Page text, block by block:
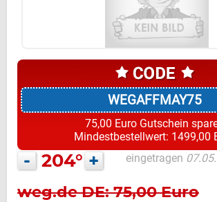
WEGAFFMAY75
75,00 Euro Gutschein
Mindestbestellwert: 1499,00
- 204° + eingetragen
weg.de DE: 75,00 Euro